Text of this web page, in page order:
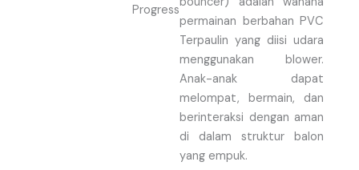
permainan berbahan PVC
Terpaulin yang diisi udara
menggunakan blower.
Anak-anak dapat
melompat, bermain, dan
berinteraksi dengan aman
di dalam struktur balon
yang empuk.